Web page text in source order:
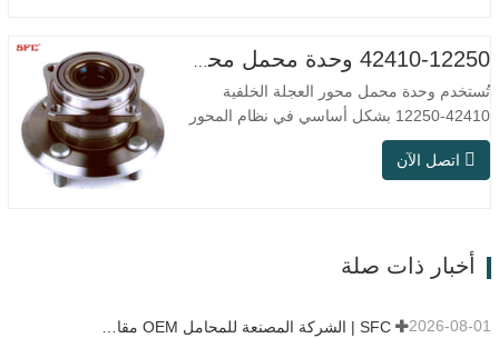
إتش-882…
42410-12250 وحدة محمل محور العجلة الخلفية عالية الجودة
تُستخدم وحدة محمل محور العجلة الخلفية
42410-12250 بشكل أساسي في نظام المحور
الخلفي للسيارات اليابانية، وهي وحدة متكاملة
تجمع بين المحامل والشفاه وهيكل التركيب.
على دفعات…
اتصل الآن
أخبار ذات صلة
SFC | الشركة المصنعة للمحامل OEM مقابل شركة التجارة 2026-08-01